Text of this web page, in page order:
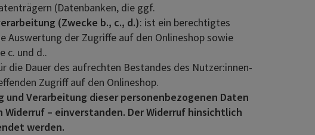
(Datenbanken, die ggf.
(Zwecke b., c., d.): ist ein berechtigtes
Auswertung der Zugriffe auf den Onlineshop sowie
c. und d..
die Dauer des aufrechten Bestandes des Nutzer:innen-
Zugriff auf den Onlineshop.
und Verarbeitung dieser personenbezogenen Daten
– einverstanden. Der Widerruf hinsichtlich
werden.